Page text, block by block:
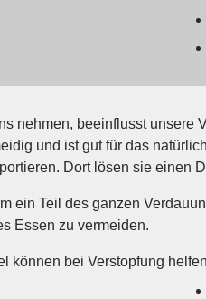
nehmen, beeinflusst unsere
und ist gut für das
Dort lösen sie einen
ein Teil des ganzen
Essen zu ver­meiden.
können bei Verstopfung